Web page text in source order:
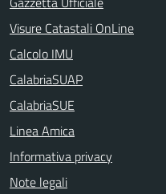
Visure Catastali OnLine
Calcolo IMU
CalabriaSUAP
CalabriaSUE
Linea Amica
Informativa privacy
Note legali